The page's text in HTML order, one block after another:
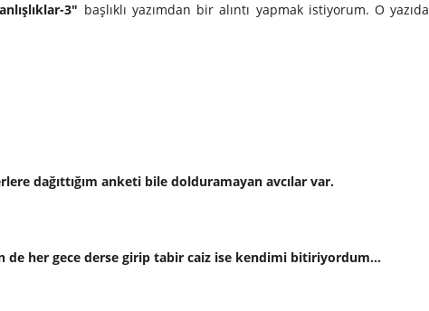
3" başlıklı yazımdan bir alıntı yapmak istiyorum. O yazıda
dağıttığım anketi bile dolduramayan avcılar var.
de her gece derse girip tabir caiz ise kendimi bitiriyordum...